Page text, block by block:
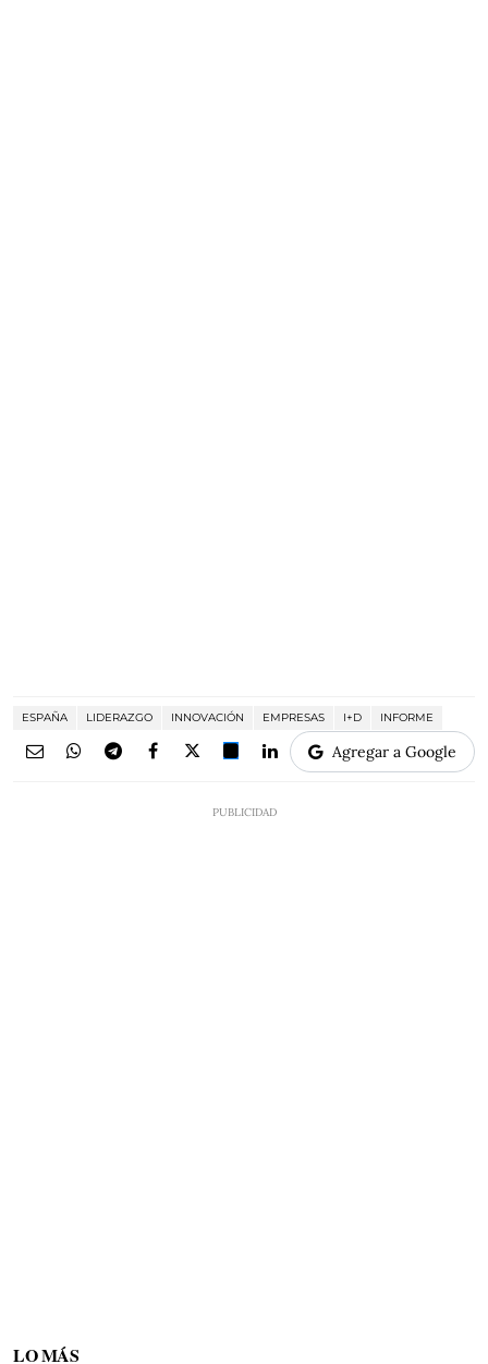
ESPAÑA LIDERAZGO INNOVACIÓN EMPRESAS I+D INFORME
Agregar a Google
LO MÁS